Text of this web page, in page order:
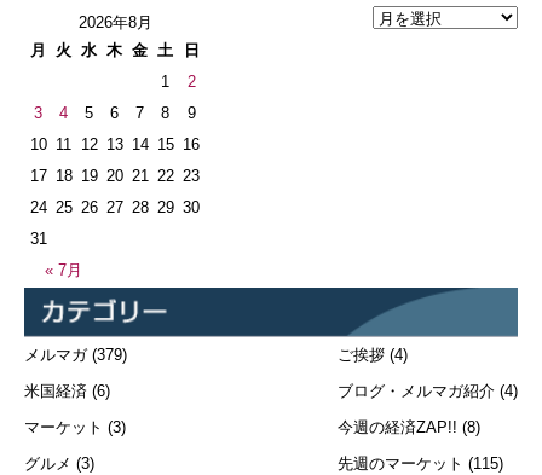
2026年8月
月
火 水 木 金 土 日
« 7月
1
2
3
4 5 6 7 8
9
10 11 12 13 14 15 16
17 18 19 20 21 22 23
24 25 26 27 28 29 30
31
メルマガ(379)
米国経済 (6)
マーケット (3)
グルメ (3)
ご挨拶 (4)
ブログ・メルマガ紹介 (4)
今週の経済ZAP!! (8)
先週のマーケット (115)